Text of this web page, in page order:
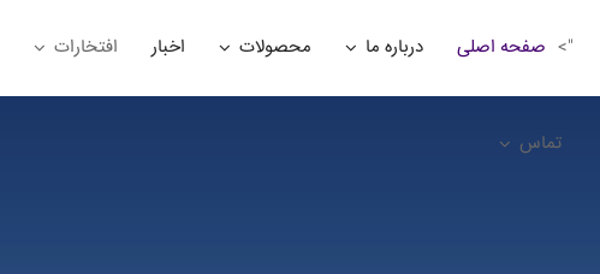
"> صفحه اصلی درباره ما محصولات اخبار افتخارات
تماس